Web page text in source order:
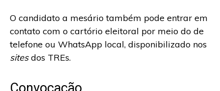
O candidato a mesário também pode entrar em
contato com o cartório eleitoral por meio do de
telefone ou WhatsApp local, disponibilizado nos
sitesdos TREs.